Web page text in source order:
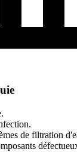
de filtration